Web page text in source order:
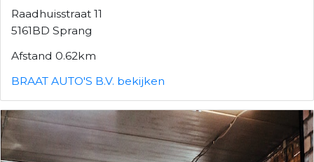
Raadhuisstraat 11
5161BD Sprang
Afstand 0.62km
BRAAT AUTO'S B.V. bekijken